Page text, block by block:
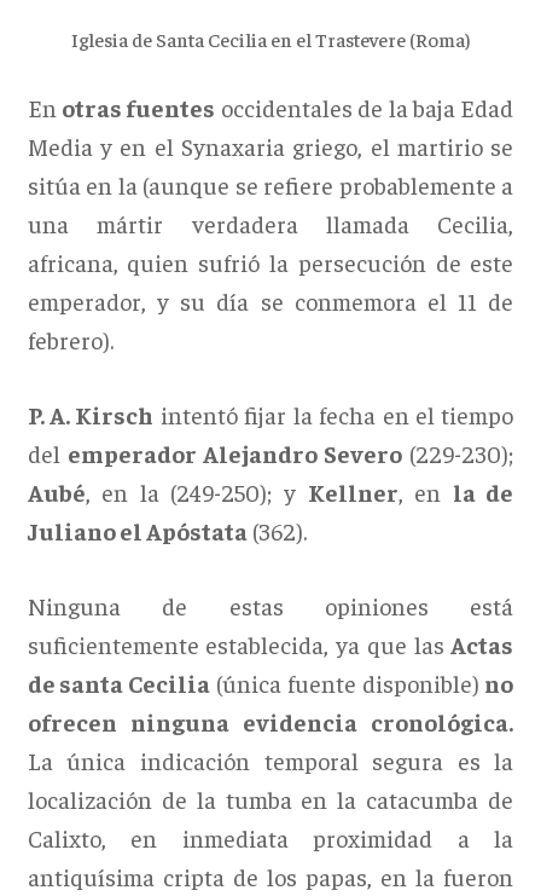
Iglesia de Santa Cecilia en el Trastevere (Roma)
En otras fuentes occidentales de la baja Edad
Media y en el Synaxaria griego, el martirio se
sitúa en la (aunque se refiere probablemente a
una mártir verdadera llamada Cecilia,
africana, quien sufrió la persecución de este
emperador, y su día se conmemora el 11 de
febrero).
P. A. Kirsch intentó fijar la fecha en el tiempo
del emperador Alejandro Severo (229-230);
Aubé, en la (249-250); y Kellner, en la de
Juliano el Apóstata(362).
Ninguna de estas opiniones está
suficientemente establecida, ya que lasActas
de santa Cecilia (única fuente disponible) no
ofrecen ninguna evidencia cronológica.
La única indicación temporal segura es la
localización de la tumba en la catacumba de
Calixto, en inmediata proximidad a la
antiquísima cripta de los papas, en la fueron